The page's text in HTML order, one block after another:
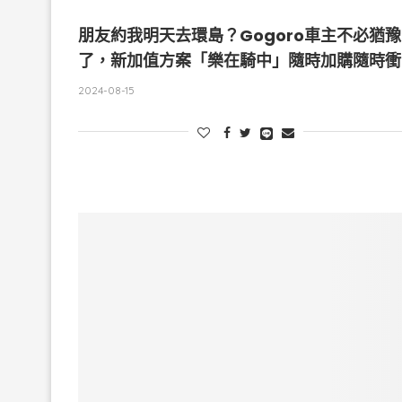
朋友約我明天去環島？Gogoro車主不必猶豫
了，新加值方案「樂在騎中」隨時加購隨時衝
2024-08-15